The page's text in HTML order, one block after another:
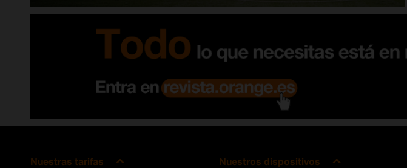
Nuestras tarifas Nuestros dispositivos